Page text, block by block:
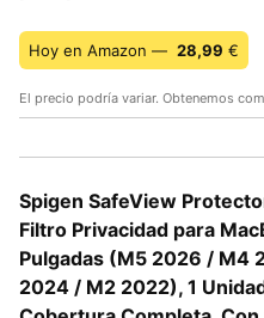
Hoy en Amazon — 28,99 €
El precio podría variar. Obtenemos
Spigen SafeView
Filtro Privacidad para
Pulgadas (M5 2026 / M4
2024 / M2 2022), 1